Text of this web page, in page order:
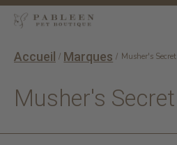
Accueil / Marques / Musher's Secret
Musher's Secret